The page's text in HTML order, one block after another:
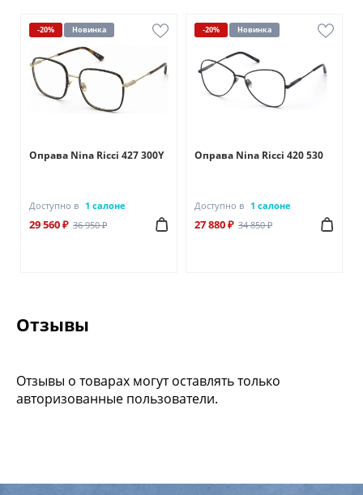
-20% Новинка
Оправа Nina Ricci 427 300Y
Доступно в 1 салоне
29 560 ₽ 36 950 ₽
-20% Новинка
Оправа Nina Ricci 420 530
Доступно в 1 салоне
27 880 ₽ 34 850 ₽
Отзывы
Отзывы о товарах могут оставлять только
авторизованные пользователи.